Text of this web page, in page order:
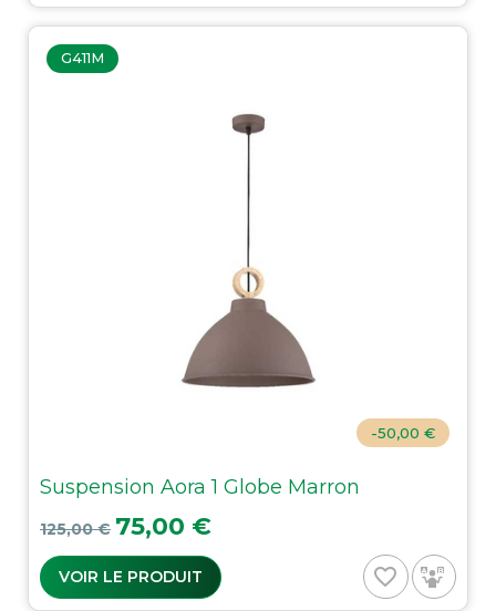
G411M
-50,00 €
Suspension Aora 1 Globe Marron
Prix de base
125,00 € Prix
75,00 €
VOIR LE PRODUIT favorite_border